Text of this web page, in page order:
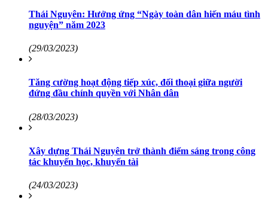
Thái Nguyên: Hưởng ứng “Ngày toàn dân hiến máu tình
nguyện” năm 2023
(29/03/2023)
Tăng cường hoạt động tiếp xúc, đối thoại giữa người
đứng đầu chính quyền với Nhân dân
(28/03/2023)
Xây dựng Thái Nguyên trở thành điểm sáng trong công
tác khuyến học, khuyến tài
(24/03/2023)